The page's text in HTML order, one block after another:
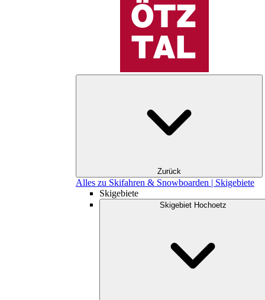
Zurück
Alles zu Skifahren & Snowboarden | Skigebiete
Skigebiete
Skigebiet Hochoetz